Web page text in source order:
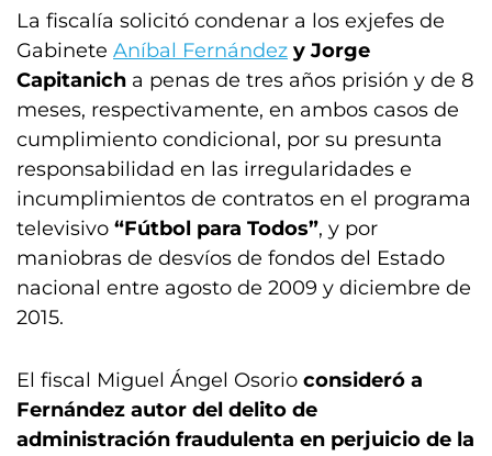
La fiscalía solicitó condenar a los exjefes de
Gabinete Aníbal Fernández y Jorge
Capitanich a penas de tres años prisión y de 8
meses, respectivamente, en ambos casos de
cumplimiento condicional, por su presunta
responsabilidad en las irregularidades e
incumplimientos de contratos en el programa
televisivo “Fútbol para Todos”, y por
maniobras de desvíos de fondos del Estado
nacional entre agosto de 2009 y diciembre de
2015.
El fiscal Miguel Ángel Osorio consideró a
Fernández autor del delito de
administración fraudulenta en perjuicio de la